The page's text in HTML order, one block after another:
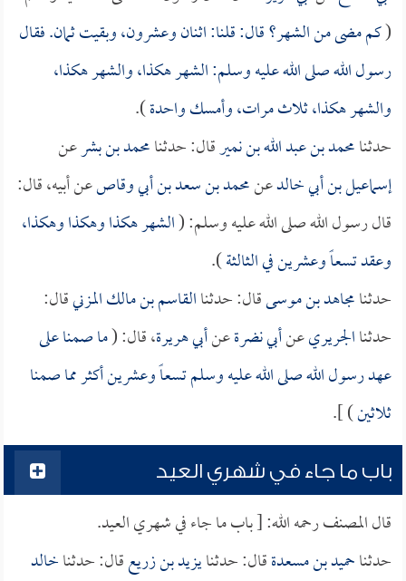
(كم مضى من الشهر؟ قال: قلنا: اثنان وعشرون، وبقيت ثمان. فقال
رسول الله صلى الله عليه وسلم: الشهر هكذا، والشهر هكذا،
والشهر هكذا، ثلاث مرات، وأمسك واحدة).
حدثنامحمد بن عبد الله بن نميرقال: حدثنامحمد بن بشرعن
إسماعيل بن أبي خالدعنمحمد بن سعد بن أبي وقاصعن أبيه، قال:
قال رسول الله صلى الله عليه وسلم: (الشهر هكذا وهكذا وهكذا،
وعقد تسعاً وعشرين في الثالثة).
حدثنامجاهد بن موسىقال: حدثناالقاسم بن مالك المزنيقال:
حدثناالجريريعنأبي نضرةعنأبي هريرة، قال: (ما صمنا على
عهد رسول الله صلى الله عليه وسلم تسعاً وعشرين أكثر مما صمنا
ثلاثين) ].
باب ما جاء في شهري العيد
قال المصنف رحمه الله: [ باب ما جاء في شهري العيد.
حدثناحميد بن مسعدةقال: حدثنايزيد بن زريعقال: حدثناخالد